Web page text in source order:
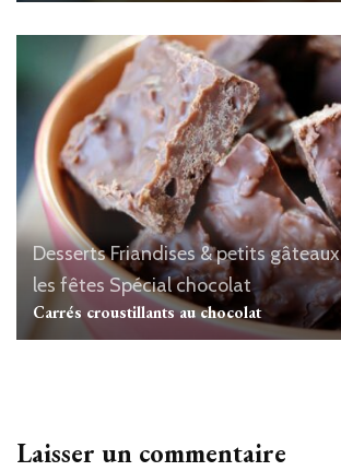
DessertsFriandises & petits gâteaux
les fêtes Spécial chocolat
Carrés croustillants au chocolat
Laisser un commentaire